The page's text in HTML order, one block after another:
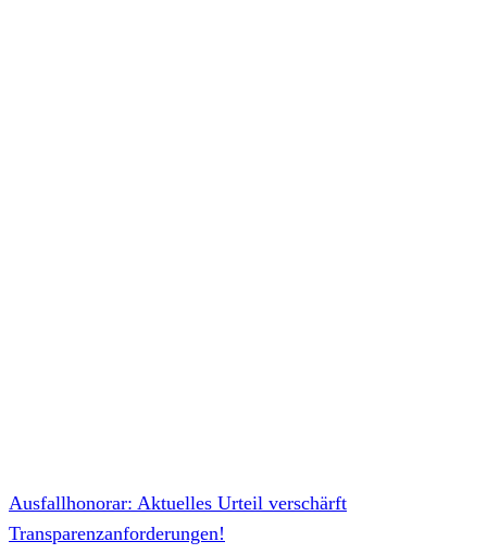
Ausfallhonorar: Aktuelles Urteil verschärft
Transparenzanforderungen!